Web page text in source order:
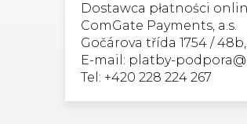
Dostawca płatności
ComGate Payments, a.s.
Gočárova třída 1754 /
E-mail: platby-
Tel: +420 228 224 267